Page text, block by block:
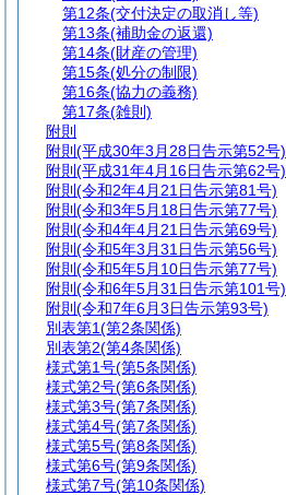
第12条(交付決定の取消し等)
第13条(補助金の返還)
第14条(財産の管理)
第15条(処分の制限)
第16条(協力の義務)
第17条(雑則)
附則
附則 (平成30年3月28日告示第52号)
附則 (平成31年4月16日告示第62号)
附則 (令和2年4月21日告示第81号)
附則 (令和3年5月18日告示第77号)
附則 (令和4年4月21日告示第69号)
附則 (令和5年3月31日告示第56号)
附則 (令和5年5月10日告示第77号)
附則 (令和6年5月31日告示第101号)
附則 (令和7年6月3日告示第93号)
別表第1(第2条関係)
別表第2(第4条関係)
様式第1号(第5条関係)
様式第2号(第6条関係)
様式第3号(第7条関係)
様式第4号(第7条関係)
様式第5号(第8条関係)
様式第6号(第9条関係)
様式第7号(第10条関係)